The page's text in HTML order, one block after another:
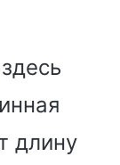
длину